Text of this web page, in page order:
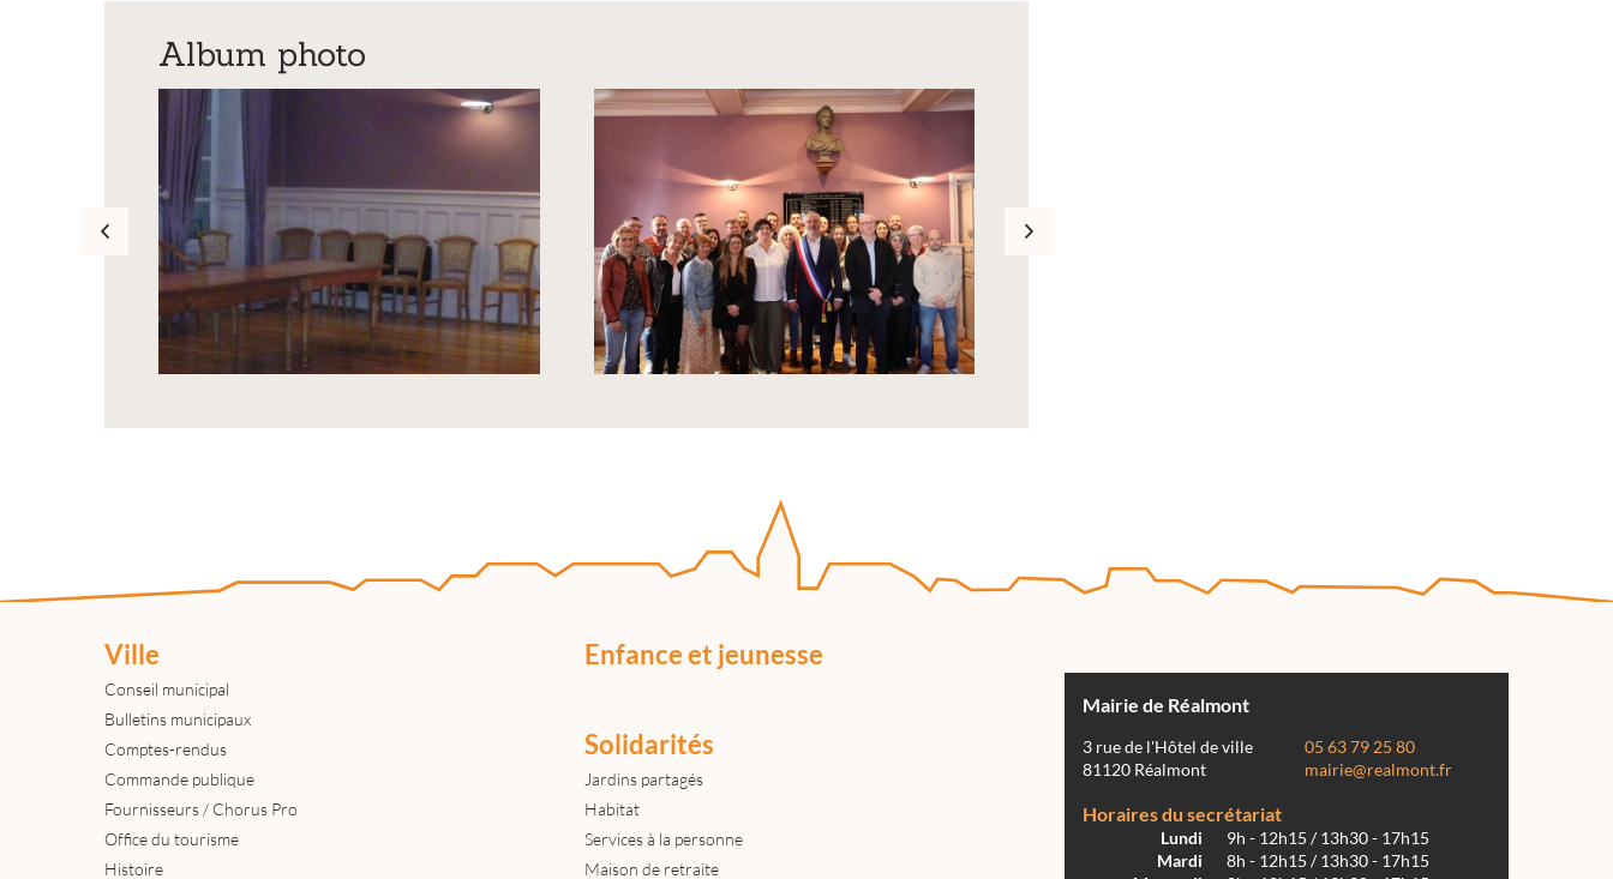
Album photo
Ville
Conseil municipal
Bulletins municipaux
Comptes-rendus
Commande publique
Fournisseurs / Chorus Pro
Office du tourisme
Histoire
Enfance et jeunesse
Solidarités
Jardins partagés
Habitat
Services à la personne
Maison de retraite
Mairie de Réalmont
3 rue de l'Hôtel de ville
81120 Réalmont
05 63 79 25 80
mairie@realmont.fr
Horaires du secrétariat
Lundi
9h - 12h15 / 13h30 - 17h15
Mardi
8h - 12h15 / 13h30 - 17h15